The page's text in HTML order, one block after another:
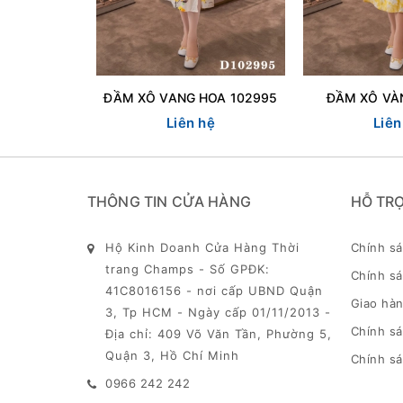
ĐẦM XÔ VANG HOA 102995
Liên hệ
ĐẦM XÔ
THÔNG TIN CỬA HÀNG
Hộ Kinh Doanh Cửa Hàng Thời
trang Champs - Số GPĐK:
41C8016156 - nơi cấp UBND Quận
3, Tp HCM - Ngày cấp 01/11/2013 -
Địa chỉ: 409 Võ Văn Tần, Phường 5,
Quận 3, Hồ Chí Minh
0966 242 242
HỖ
Chính
Chính
Giao
Chính
Chính